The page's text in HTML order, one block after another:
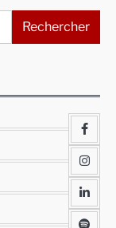
Rechercher